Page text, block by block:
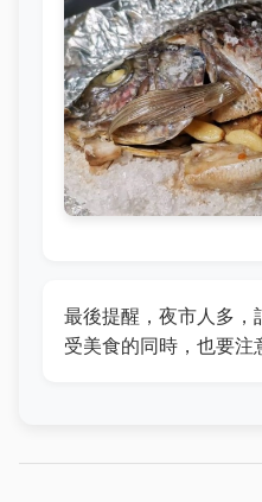
最後提醒，夜市人多，
受美食的同時，也要注